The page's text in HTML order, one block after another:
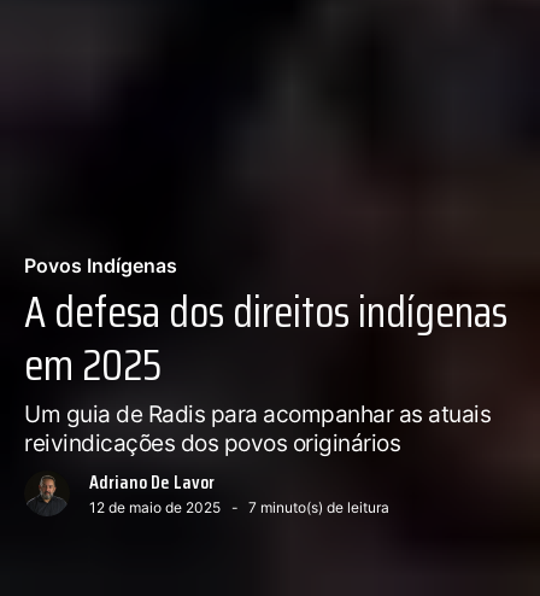
Povos Indígenas
A defesa dos direitos indígenas
em 2025
Um guia de Radis para acompanhar as atuais
reivindicações dos povos originários
Adriano De Lavor
12 de maio de 2025 7 minuto(s) de leitura